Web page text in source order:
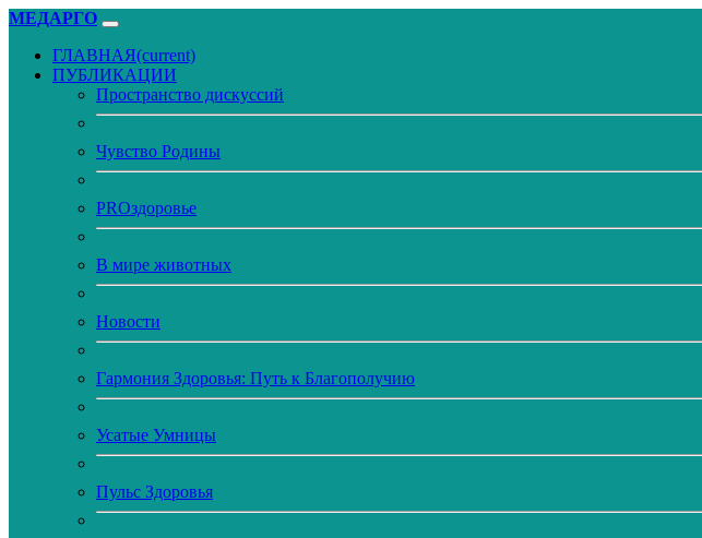
МЕДАРГО
ГЛАВНАЯ(current)
ПУБЛИКАЦИИ
Пространство дискуссий
Чувство Родины
PROздоровье
В мире животных
Новости
Гармония Здоровья: Путь к Благополучию
Усатые Умницы
Пульс Здоровья